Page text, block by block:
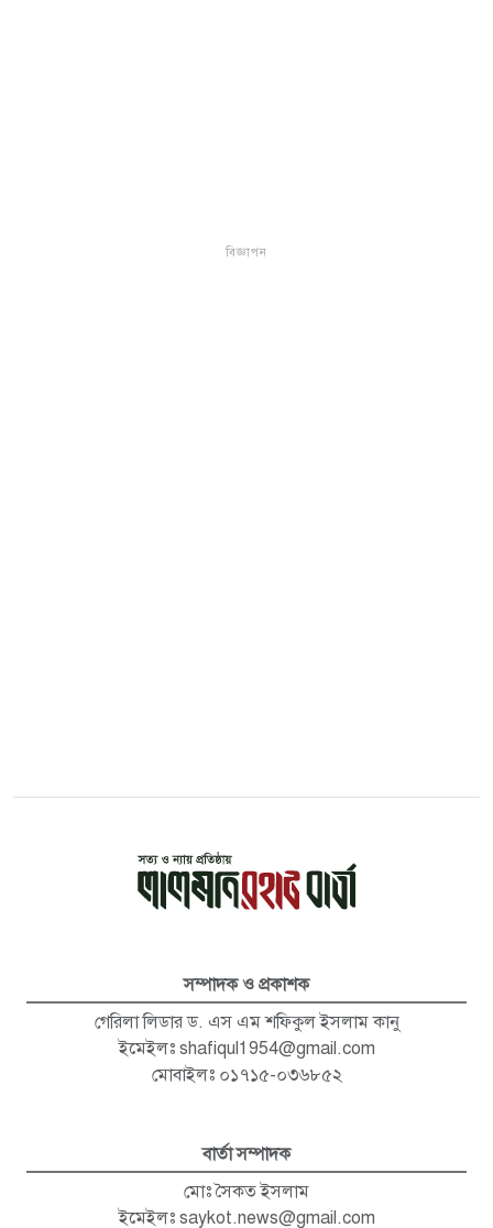
বিজ্ঞাপন
সম্পাদক ও প্রকাশক
গেরিলা লিডার ড. এস এম শফিকুল ইসলাম কানু
ইমেইলঃ shafiqul1954@gmail.com
মোবাইলঃ ০১৭১৫-০৩৬৮৫২
বার্তা সম্পাদক
মোঃ সৈকত ইসলাম
ইমেইলঃ saykot.news@gmail.com